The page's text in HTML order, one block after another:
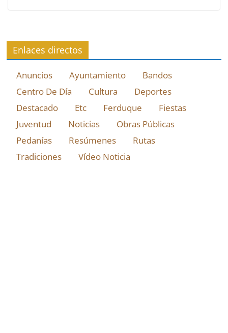
Enlaces directos
Anuncios Ayuntamiento
Bandos
Centro De Día
Cultura
Deportes
Destacado
Etc Ferduque
Fiestas
Juventud
Noticias
Obras Públicas
Pedanías
Resúmenes
Rutas
Tradiciones
Vídeo Noticia